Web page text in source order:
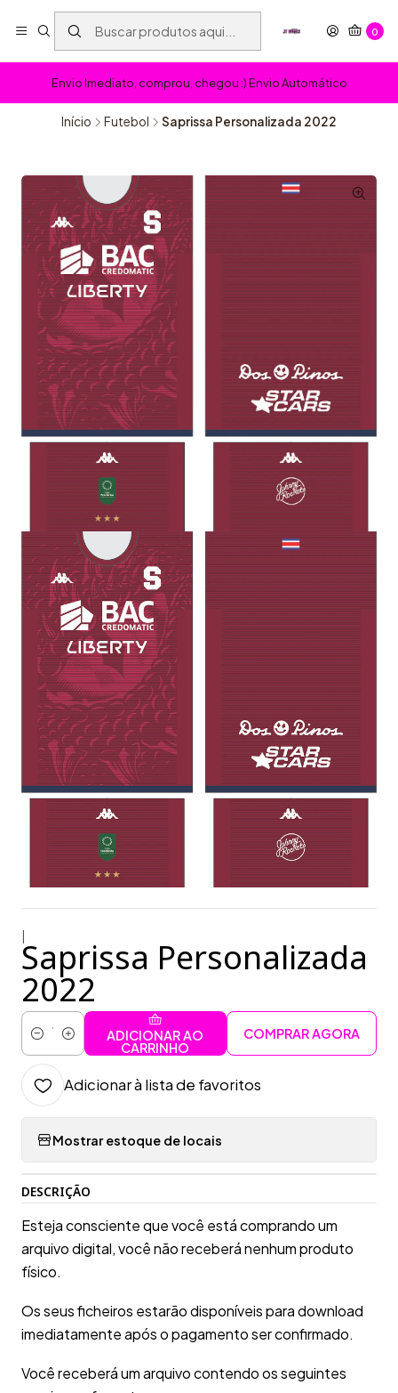
0
Envio Imediato, comprou, chegou :) Envio Automático
Início Futebol Saprissa Personalizada 2022
Saprissa Personalizada
2022
Quantidade
ADICIONAR AO
CARRINHO
COMPRAR AGORA
Adicionar à lista de favoritos
Mostrar estoque de locais
DESCRIÇÃO
Esteja consciente que você está comprando um
arquivo digital, você não receberá nenhum produto
físico.
Os seus ficheiros estarão disponíveis para download
imediatamente após o pagamento ser confirmado.
Você receberá um arquivo contendo os seguintes